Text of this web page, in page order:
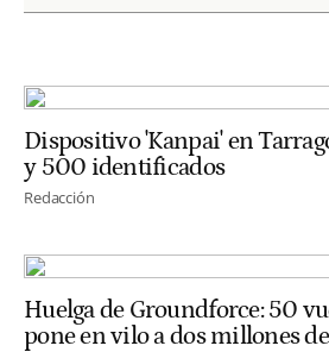
Dispositivo 'Kanpai' en
y 500 identificados
Redacción
Huelga de Groundforce: 50
pone en vilo a dos millones